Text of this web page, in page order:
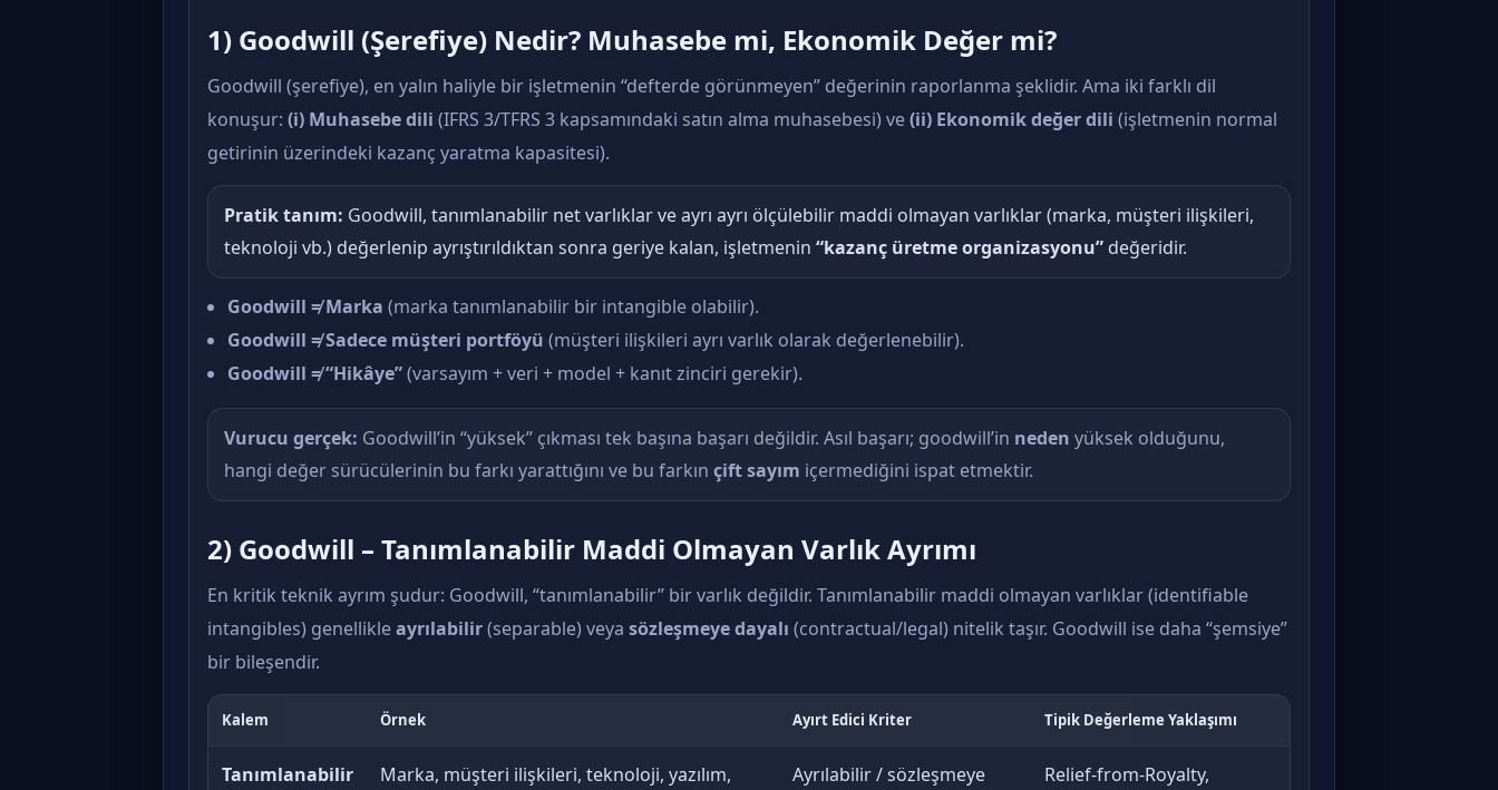
1) Goodwill (Şerefiye) Nedir? Muhasebe mi, Ekonomik Değer mi?
Goodwill (şerefiye), en yalın haliyle bir işletmenin “defterde görünmeyen” değerinin raporlanma şeklidir. Ama iki farklı dil
konuşur: (i) Muhasebe dili (IFRS 3/TFRS 3 kapsamındaki satın alma muhasebesi) ve(ii) Ekonomik değer dili (işletmenin normal
getirinin üzerindeki kazanç yaratma kapasitesi).
Pratik tanım: Goodwill, tanımlanabilir net varlıklar ve ayrı ayrı ölçülebilir maddi olmayan varlıklar (marka, müşteri ilişkileri,
teknoloji vb.) değerlenip ayrıştırıldıktan sonra geriye kalan, işletmenin “kazanç üretme organizasyonu” değeridir.
Goodwill ≠ Marka (marka tanımlanabilir bir intangible olabilir).
Goodwill ≠ Sadece müşteri portföyü (müşteri ilişkileri ayrı varlık olarak değerlenebilir).
Goodwill ≠ “Hikâye”(varsayım + veri + model + kanıt zinciri gerekir).
Vurucu gerçek: Goodwill’in “yüksek” çıkması tek başına başarı değildir. Asıl başarı; goodwill’in neden yüksek olduğunu,
hangi değer sürücülerinin bu farkı yarattığını ve bu farkın çift sayım içermediğini ispat etmektir.
2) Goodwill – Tanımlanabilir Maddi Olmayan Varlık Ayrımı
En kritik teknik ayrım şudur: Goodwill, “tanımlanabilir” bir varlık değildir. Tanımlanabilir maddi olmayan varlıklar (identifiable
intangibles) genellikleayrılabilir(separable) veya sözleşmeye dayalı (contractual/legal) nitelik taşır. Goodwill ise daha “şemsiye”
bir bileşendir.
Kalem Örnek Ayırt Edici Kriter Tipik Değerleme Yaklaşımı
Tanımlanabilir
Marka, müşteri ilişkileri, teknoloji, yazılım,
Ayrılabilir / sözleşmeye
Relief-from-Royalty,